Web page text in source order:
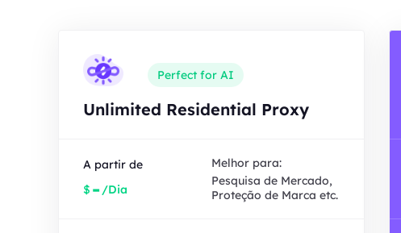
Unlimited Residential Proxy
Perfect for AI
A partir de
$ -/Dia
Melhor para:
Pesquisa de Mercado,
Proteção de Marca etc.